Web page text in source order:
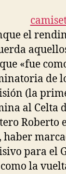
el
«fue
de
(la
al Celta
Roberto
haber
para el
la